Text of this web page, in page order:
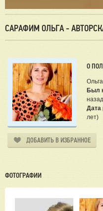
САРАФИМ ОЛЬГА -
О
Был
Дата
лет)
ДОБАВИТЬ В ИЗБРАННОЕ
ФОТОГРАФИИ